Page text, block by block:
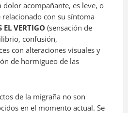
dolor acompañante, es leve, o
con su síntoma
EL VERTIGO (sensación de
confusión,
con alteraciones visuales y
de hormigueo de las
de la migraña no son
en el momento actual. Se